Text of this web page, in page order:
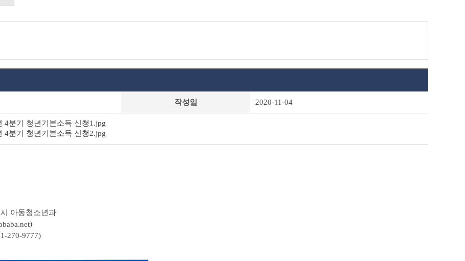
작성일 2020-11-04
4분기 청년기본소득 신청1.jpg
4분기 청년기본소득 신청2.jpg
아동청소년과
)
270-9777)